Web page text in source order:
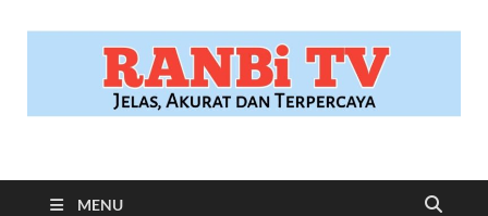
RANBITV.COM
MENU